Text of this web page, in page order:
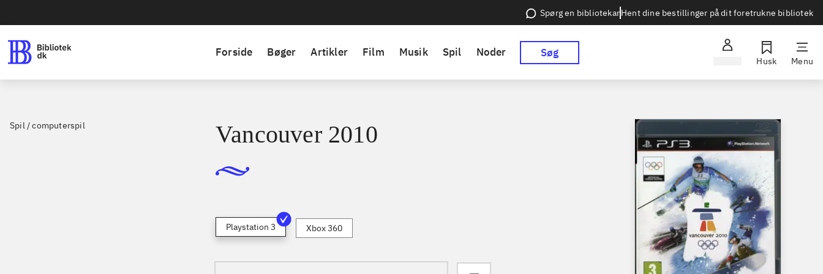
Spørg en bibliotekarHent dine bestillinger på dit foretrukne bibliotek
Forside Bøger Artikler Film Musik Spil Noder Søg
Husk Menu
Spil / computerspil Vancouver 2010
Playstation 3 Xbox 360